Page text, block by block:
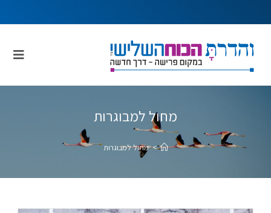
מחול למבוגרות
> מחול למבוגרות